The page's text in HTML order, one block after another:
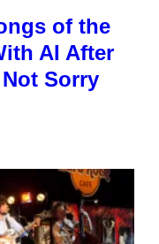
of the
AI After
Sorry